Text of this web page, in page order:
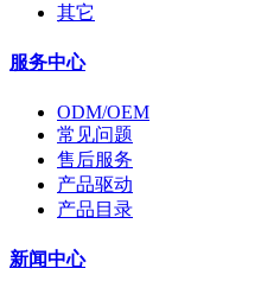
其它
服务中心
ODM/OEM
常见问题
售后服务
产品驱动
产品目录
新闻中心